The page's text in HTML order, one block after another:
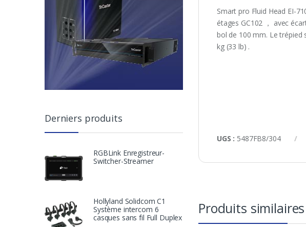
Smart pro Fluid Head EI-
étages GC102 ， avec
bol de 100 mm. Le trépied
kg (33 lb) .
UGS : 5487FB8/304
Produits similaires
Derniers produits
RGBLink Enregistreur-
Switcher-Streamer
Hollyland Solidcom C1
Système intercom 6
casques sans fil Full Duplex